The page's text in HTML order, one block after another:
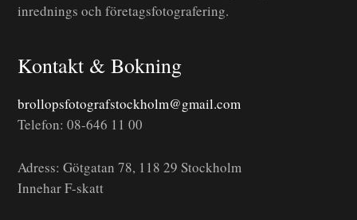
inrednings och företagsfotografering.
Kontakt & Bokning
brollopsfotografstockholm@gmail.com
Telefon: 08-646 11 00
Adress: Götgatan 78, 118 29 Stockholm
Innehar F-skatt